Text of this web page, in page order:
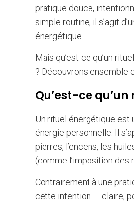
pratique douce,
simple routine, il s’agit
énergétique.
Mais qu’est-ce qu’un
? Découvrons ensemble
Qu’est-ce
Un rituel énergétique est
énergie personnelle. Il
pierres, l’encens, les
(comme l’imposition des
Contrairement à une
cette intention — claire,